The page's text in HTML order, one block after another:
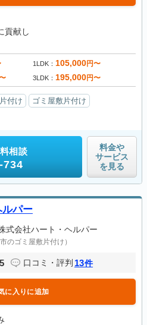
貢献し
1LDK 105,000円〜
3LDK 195,000円〜
付け
ゴミ屋敷片付け
相談
734
料金や
サービス
を見る
パー
式会社ハート・ヘルパー
のゴミ屋敷片付け）
口コミ・評判 13件
に入りに追加